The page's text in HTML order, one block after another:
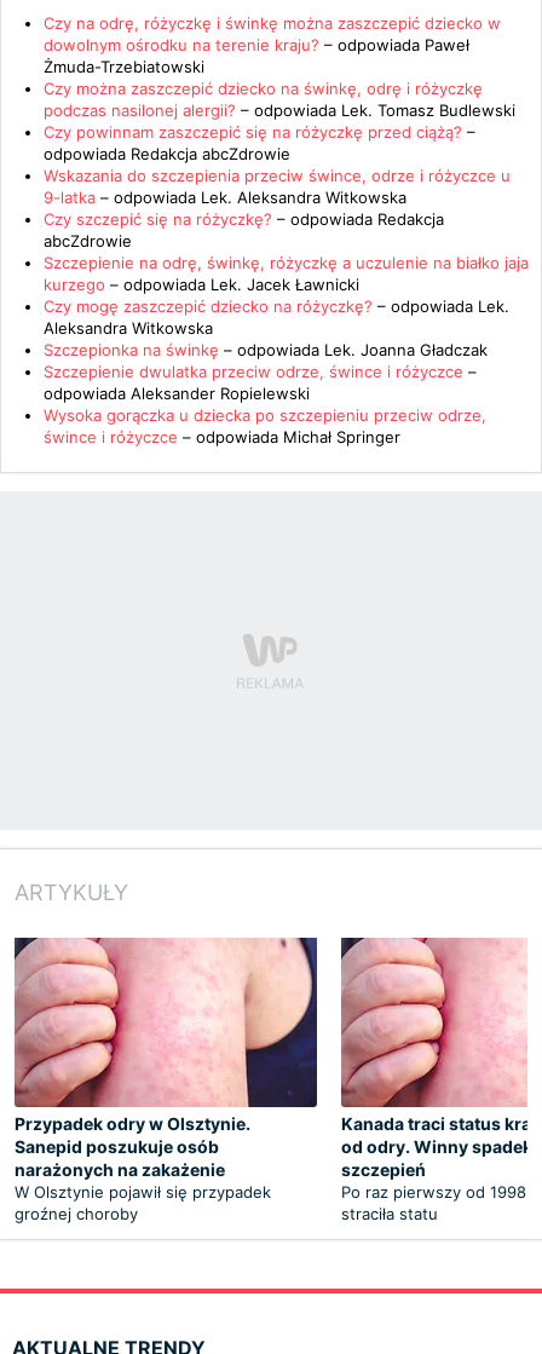
Czy na odrę, różyczkę i świnkę można zaszczepić dziecko w
dowolnym ośrodku na terenie kraju? – odpowiada Paweł
Żmuda-Trzebiatowski
Czy można zaszczepić dziecko na świnkę, odrę i różyczkę
podczas nasilonej alergii? – odpowiada Lek. Tomasz Budlewski
Czy powinnam zaszczepić się na różyczkę przed ciążą? –
odpowiada Redakcja abcZdrowie
Wskazania do szczepienia przeciw śwince, odrze i różyczce u
9-latka – odpowiada Lek. Aleksandra Witkowska
Czy szczepić się na różyczkę? – odpowiada Redakcja
abcZdrowie
Szczepienie na odrę, świnkę, różyczkę a uczulenie na białko jaja
kurzego – odpowiada Lek. Jacek Ławnicki
Czy mogę zaszczepić dziecko na różyczkę? – odpowiada Lek.
Aleksandra Witkowska
Szczepionka na świnkę – odpowiada Lek. Joanna Gładczak
Szczepienie dwulatka przeciw odrze, śwince i różyczce –
odpowiada Aleksander Ropielewski
Wysoka gorączka u dziecka po szczepieniu przeciw odrze,
śwince i różyczce – odpowiada Michał Springer
ARTYKUŁY
Przypadek odry w Olsztynie.
Sanepid poszukuje osób
narażonych na zakażenie
W Olsztynie pojawił się przypadek
groźnej choroby
Kanada traci status
od odry. Winny spadek
szczepień
Po raz pierwszy od 1998
straciła statu
AKTUALNE TRENDY